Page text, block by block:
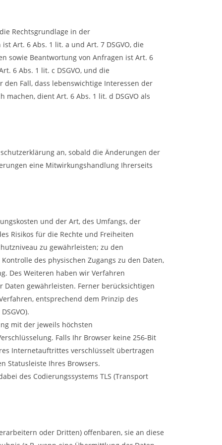
Rechtsgrundlage in der
Art. 6 Abs. 1 lit. a und Art. 7 DSGVO, die
sowie Beantwortung von Anfragen ist Art. 6
6 Abs. 1 lit. c DSGVO, und die
Fall, dass lebenswichtige Interessen der
dient Art. 6 Abs. 1 lit. d DSGVO als
an, sobald die Änderungen der
eine Mitwirkungshandlung Ihrerseits
und der Art, des Umfangs, der
Risikos für die Rechte und Freiheiten
zu gewährleisten; zu den
des physischen Zugangs zu den Daten,
Des Weiteren haben wir Verfahren
gewährleisten. Ferner berücksichtigen
entsprechend dem Prinzip des
mit der jeweils höchsten
Falls Ihr Browser keine 256-Bit
Internetauftrittes verschlüsselt übertragen
Statusleiste Ihres Browsers.
des Codierungssystems TLS (Transport
oder Dritten) offenbaren, sie an diese